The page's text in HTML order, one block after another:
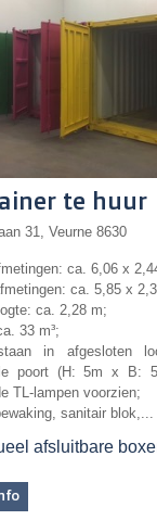
te huur
31, Veurne 8630
ca. 6,06 x
ca. 5,85 x
ca. 2,28 m;
33 m³;
in afgesloten
poort (H: 5m x B:
TL-lampen voorzien;
sanitair blok,...
afsluitbare